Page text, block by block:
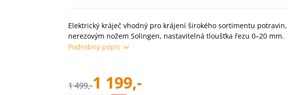
Elektrický kráječ vhodný pro krájení širokého sortimentu
nerezovým nožem Solingen, nastavitelná tloušťka řezu 0–20 mm.
Podrobný popis
1 499,-1 199,-